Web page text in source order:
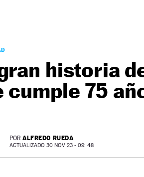
historia
cumple 75
POR ALFREDO RUEDA
ACTUALIZADO 30 NOV 23 - 09: 48